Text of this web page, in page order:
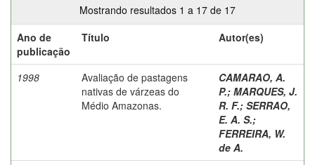
Mostrando resultados 1 a 17 de 17
Ano de
publicação
Título Autor(es)
1998
Avaliação de pastagens
nativas de várzeas do
Médio Amazonas.
CAMARAO, A.
P.; MARQUES, J.
R. F.; SERRAO,
E. A. S.;
FERREIRA, W.
de A.